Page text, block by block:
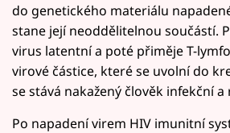
do genetického materiálu
stane její neoddělitelnou součástí.
virus latentní a poté přiměje T-
virové částice, které se uvolní do
se stává nakažený člověk infekční a
Po napadení virem HIV imunitní